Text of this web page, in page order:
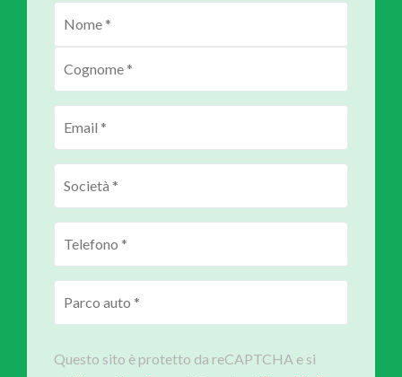
Questo sito è protetto da reCAPTCHA e si